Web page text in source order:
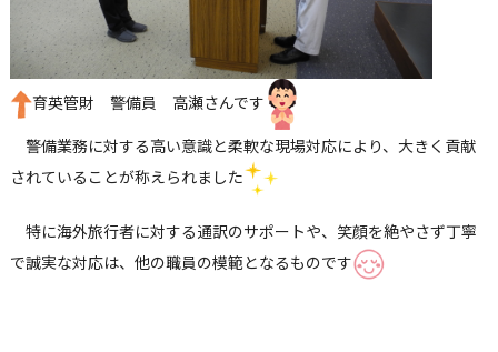
育英管財 警備員 高瀬さんです
警備業務に対する高い意識と柔軟な現場対応により、大きく貢献
されていることが称えられました
特に海外旅行者に対する通訳のサポートや、笑顔を絶やさず丁寧
で誠実な対応は、他の職員の模範となるものです